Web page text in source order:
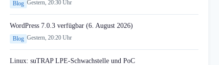
Blog Gestern, 20:30 Uhr
WordPress 7.0.3 verfügbar (6. August 2026)
Blog Gestern, 20:20 Uhr
Linux: suTRAP LPE-Schwachstelle und PoC